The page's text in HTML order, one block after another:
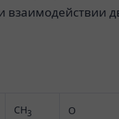
взаимодействии
CH3
O